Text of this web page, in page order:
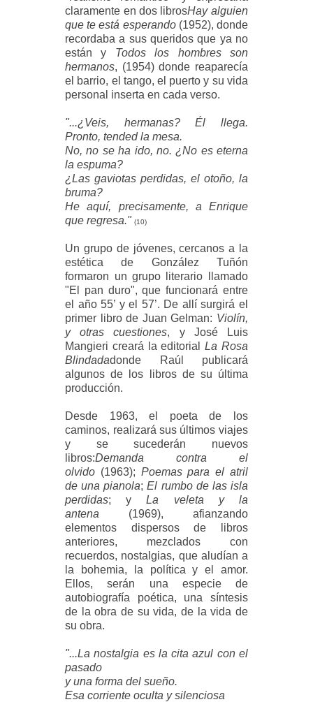
claramente en dos librosHay alguien
que te está esperando (1952), donde
recordaba a sus queridos que ya no
están y Todos los hombres son
hermanos, (1954) donde reaparecía
el barrio, el tango, el puerto y su vida
personal inserta en cada verso.
"...¿Veis, hermanas? Él llega.
Pronto, tended la mesa.
No, no se ha ido, no. ¿No es eterna
la espuma?
¿Las gaviotas perdidas, el otoño, la
bruma?
He aquí, precisamente, a Enrique
que regresa." (10)
Un grupo de jóvenes, cercanos a la
estética de González Tuñón
formaron un grupo literario llamado
"El pan duro", que funcionará entre
el año 55’ y el 57’. De allí surgirá el
primer libro de Juan Gelman: Violín,
y otras cuestiones, y José Luis
Mangieri creará la editorialLa Rosa
Blindadadonde Raúl publicará
algunos de los libros de su última
producción.
Desde 1963, el poeta de los
caminos, realizará sus últimos viajes
y se sucederán nuevos
libros:Demanda contra el
olvido (1963); Poemas para el atril
de una pianola;El rumbo de las isla
perdidas; yLa veleta y la
antena (1969), afianzando
elementos dispersos de libros
anteriores, mezclados con
recuerdos, nostalgias, que aludían a
la bohemia, la política y el amor.
Ellos, serán una especie de
autobiografía poética, una síntesis
de la obra de su vida, de la vida de
su obra.
"...La nostalgia es la cita azul con el
pasado
y una forma del sueño.
Esa corriente oculta y silenciosa